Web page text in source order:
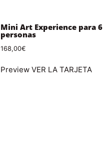
Mini Art Experience para 6
personas
168,00€
Preview VER LA TARJETA